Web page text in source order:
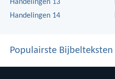
Handelingen 13
Handelingen 14
Populairste Bijbelteksten